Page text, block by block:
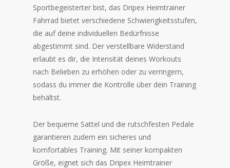
Sportbegeisterter bist, das Dripex Heimtrainer
Fahrrad bietet verschiedene Schwierigkeitsstufen,
die auf deine individuellen Bedürfnisse
abgestimmt sind. Der verstellbare Widerstand
erlaubt es dir, die Intensität deines Workouts
nach Belieben zu erhöhen oder zu verringern,
sodass du immer die Kontrolle über dein Training
behältst.
Der bequeme Sattel und die rutschfesten Pedale
garantieren zudem ein sicheres und
komfortables Training. Mit seiner kompakten
Größe, eignet sich das Dripex Heimtrainer